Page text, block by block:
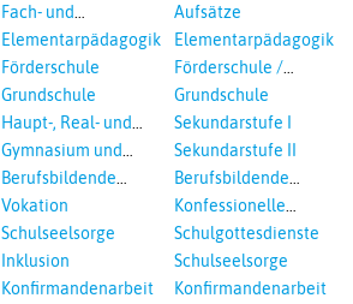
Fach- und
Studientagungen
Elementarpädagogik
Förderschule
Grundschule
Haupt-, Real- und
Oberschule
Gymnasium und
Gesamtschule
Berufsbildende
Schulen
Vokation
Schulseelsorge
Inklusion
Konfirmandenarbeit
Aufsätze
Elementarpädagogik
Förderschule /
Inklusion
Grundschule
Sekundarstufe I
Sekundarstufe II
Berufsbildende
Schulen
Konfessionelle
Kooperation
Schulgottesdienste
Schulseelsorge
Konfirmandenarbeit